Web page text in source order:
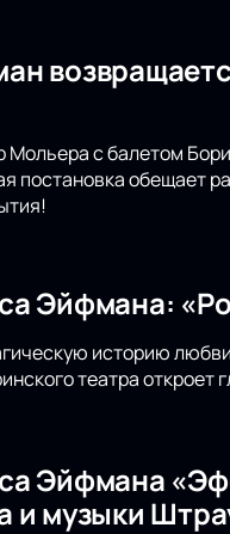
Мольера с балетом
постановка обещает
Эйфмана:
историю
театра откроет
Эйфмана
и музыки